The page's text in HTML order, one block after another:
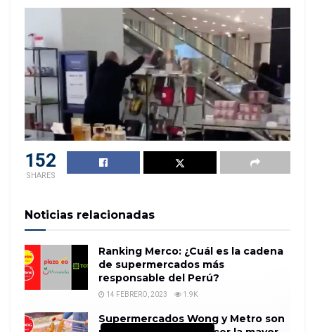
152
SHARES
Noticias relacionadas
Ranking Merco: ¿Cuál es la cadena
de supermercados más
responsable del Perú?
14 FEBRERO, 2023 1.9K
Supermercados Wong y Metro son